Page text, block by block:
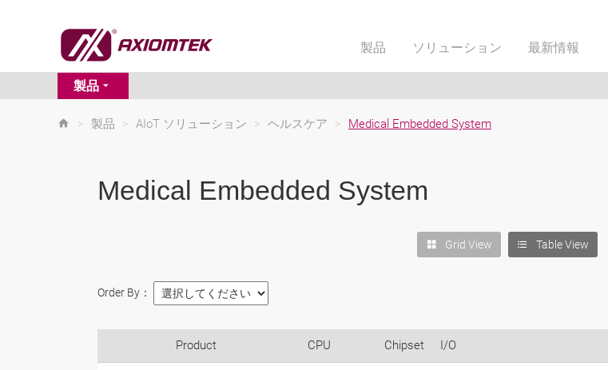
製品 ソリューション 最新情報
製品
> 製品 > AIoT ソリューション > ヘルスケア > Medical Embedded System
Medical Embedded System
Grid View Table View
Order By：
Product CPU Chipset I/O